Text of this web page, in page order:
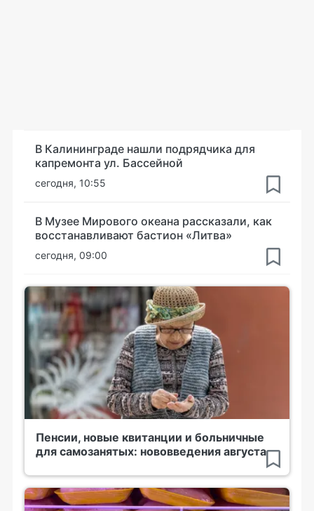
В Калининграде нашли подрядчика для
капремонта ул. Бассейной
сегодня, 10:55
В Музее Мирового океана рассказали, как
восстанавливают бастион «Литва»
сегодня, 09:00
Пенсии, новые квитанции и больничные
для самозанятых: нововведения августа